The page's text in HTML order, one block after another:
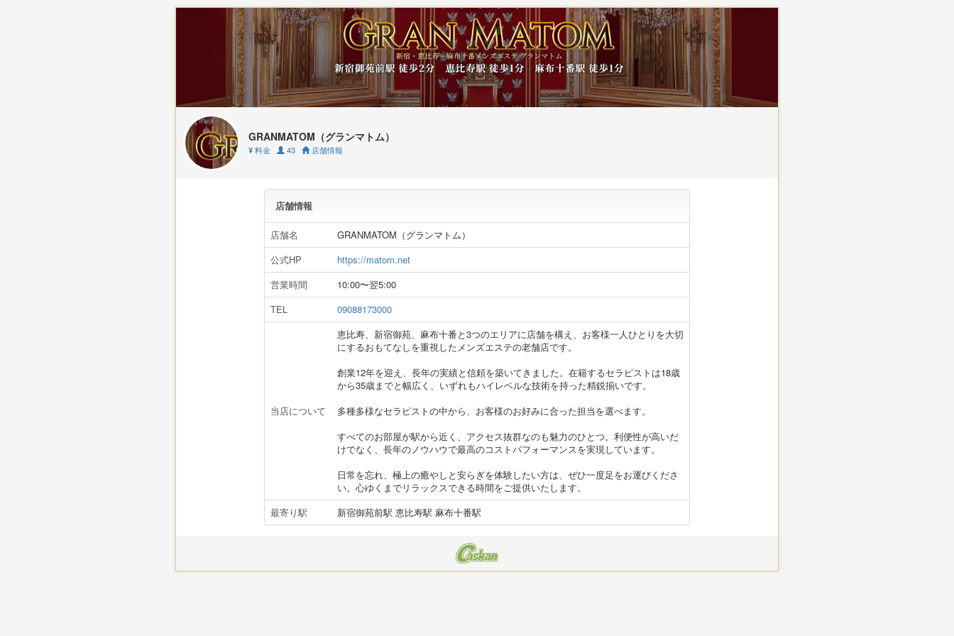
GRANMATOM（グランマトム）
¥ 料金 43 店舗情報
店舗情報
店舗名
GRANMATOM（グランマトム）
公式HP
https://matom.net
営業時間
10:00〜翌5:00
TEL
09088173000
当店について
恵比寿、新宿御苑、麻布十番と3つのエリアに店舗を構え、お客様一人ひとりを大切
にするおもてなしを重視したメンズエステの老舗店です。
創業12年を迎え、長年の実績と信頼を築いてきました。在籍するセラピストは18歳
から35歳までと幅広く、いずれもハイレベルな技術を持った精鋭揃いです。
多種多様なセラピストの中から、お客様のお好みに合った担当を選べます。
すべてのお部屋が駅から近く、アクセス抜群なのも魅力のひとつ。利便性が高いだ
けでなく、長年のノウハウで最高のコストパフォーマンスを実現しています。
日常を忘れ、極上の癒やしと安らぎを体験したい方は、ぜひ一度足をお運びくださ
い。心ゆくまでリラックスできる時間をご提供いたします。
最寄り駅
新宿御苑前駅 恵比寿駅 麻布十番駅